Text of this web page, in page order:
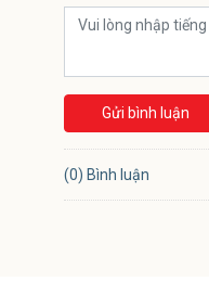
Gửi bình luận
(0) Bình luận